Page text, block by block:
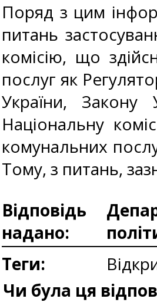
Поряд з цим
питань
комісію, що
послуг як
України, Закону
Національну
комунальних
Тому, з питань,
Відповідь
надано:
Теги:
Чи була ця